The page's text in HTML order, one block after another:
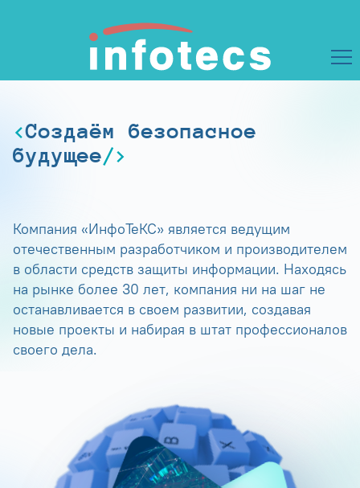
Создаём безопасное
будущее
Компания «ИнфоТеКС» является ведущим
отечественным разработчиком и производителем
в области средств защиты информации. Находясь
на рынке более 30 лет, компания ни на шаг не
останавливается в своем развитии, создавая
новые проекты и набирая в штат профессионалов
своего дела.